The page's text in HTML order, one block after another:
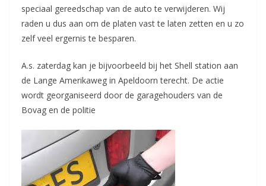
speciaal gereedschap van de auto te verwijderen. Wij
raden u dus aan om de platen vast te laten zetten en u zo
zelf veel ergernis te besparen.
A.s. zaterdag kan je bijvoorbeeld bij het Shell station aan
de Lange Amerikaweg in Apeldoorn terecht. De actie
wordt georganiseerd door de garagehouders van de
Bovag en de politie